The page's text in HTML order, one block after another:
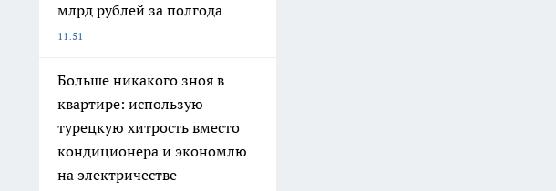
млрд рублей за полгода
11:51
Больше никакого зноя в
квартире: использую
турецкую хитрость вместо
кондиционера и экономлю
на электричестве